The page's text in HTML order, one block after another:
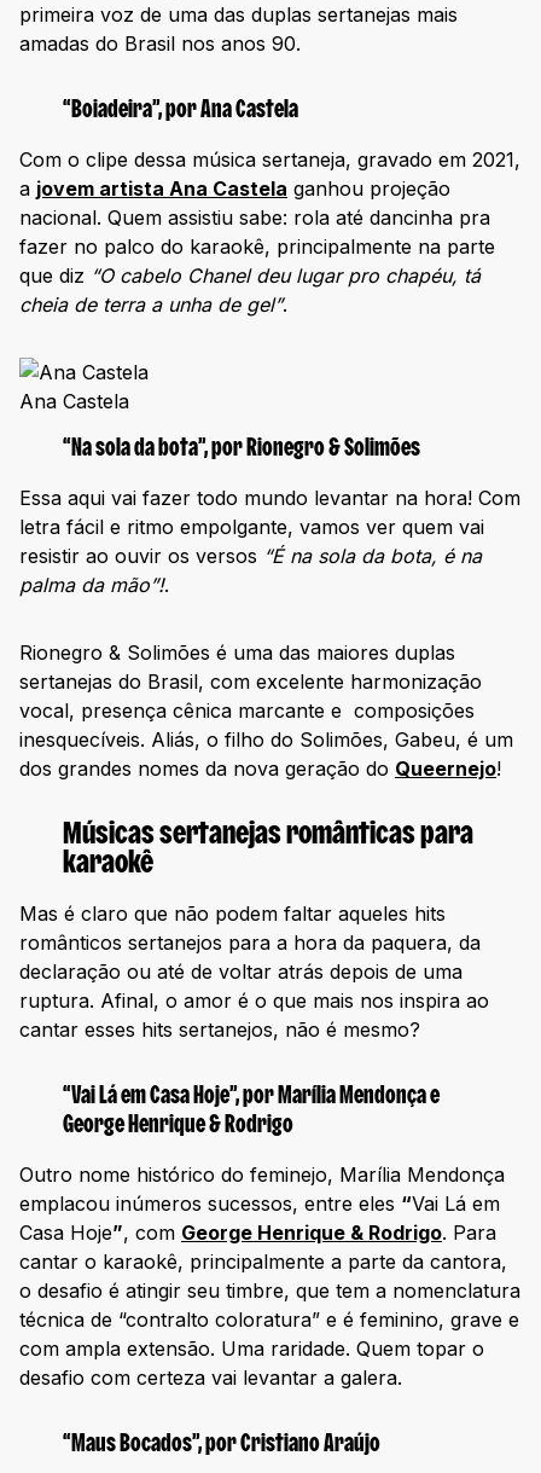
primeira voz de uma das duplas sertanejas mais
amadas do Brasil nos anos 90.
“Boiadeira”, por Ana Castela
Com o clipe dessa música sertaneja, gravado em 2021,
a jovem artista Ana Castela ganhou projeção
nacional. Quem assistiu sabe: rola até dancinha pra
fazer no palco do karaokê, principalmente na parte
que diz “O cabelo Chanel deu lugar pro chapéu, tá
cheia de terra a unha de gel”.
Ana Castela
“Na sola da bota”, por Rionegro & Solimões
Essa aqui vai fazer todo mundo levantar na hora! Com
letra fácil e ritmo empolgante, vamos ver quem vai
resistir ao ouvir os versos “É na sola da bota, é na
palma da mão”!.
Rionegro & Solimões é uma das maiores duplas
sertanejas do Brasil, com excelente harmonização
vocal, presença cênica marcante e composições
inesquecíveis. Aliás, o filho do Solimões, Gabeu, é um
dos grandes nomes da nova geração do Queernejo!
Músicas sertanejas românticas para
karaokê
Mas é claro que não podem faltar aqueles hits
românticos sertanejos para a hora da paquera, da
declaração ou até de voltar atrás depois de uma
ruptura. Afinal, o amor é o que mais nos inspira ao
cantar esses hits sertanejos, não é mesmo?
“Vai Lá em Casa Hoje”, por Marília Mendonça e
George Henrique & Rodrigo
Outro nome histórico do feminejo, Marília Mendonça
emplacou inúmeros sucessos, entre eles “Vai Lá em
Casa Hoje”, com George Henrique & Rodrigo. Para
cantar o karaokê, principalmente a parte da cantora,
o desafio é atingir seu timbre, que tem a nomenclatura
técnica de “contralto coloratura” e é feminino, grave e
com ampla extensão. Uma raridade. Quem topar o
desafio com certeza vai levantar a galera.
“Maus Bocados”, por Cristiano Araújo